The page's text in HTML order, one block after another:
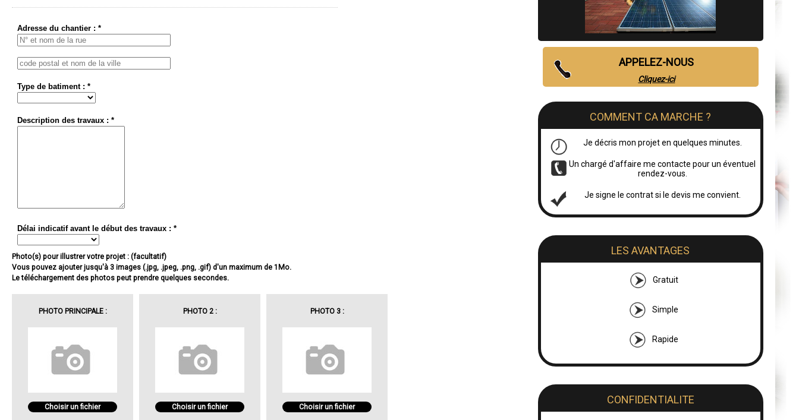
APPELEZ-NOUS
Cliquez-ici
COMMENT CA MARCHE ?
Je décris mon projet en quelques minutes.
Un chargé d'affaire me contacte pour un éventuel
rendez-vous.
Je signe le contrat si le devis me convient.
LES AVANTAGES
Gratuit
Simple
Rapide
CONFIDENTIALITE
Adresse du chantier : *
Type de batiment : *
Description des travaux : *
Délai indicatif avant le début des travaux : *
Photo(s) pour illustrer votre projet : (facultatif)
Vous pouvez ajouter jusqu'à 3 images (.jpg, .jpeg, .png, .gif) d'un maximum de 1Mo.
Le téléchargement des photos peut prendre quelques secondes.
PHOTO PRINCIPALE :
Choisir un fichier
PHOTO 2 :
Choisir un fichier
PHOTO 3 :
Choisir un fichier